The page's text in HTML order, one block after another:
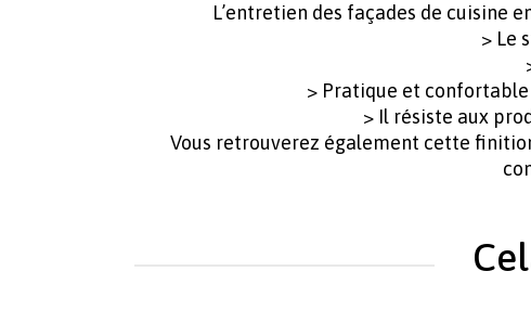
L’entretien des façades de cuisine
> Le
> Pratique et
> Il résiste aux
Vous retrouverez également cette